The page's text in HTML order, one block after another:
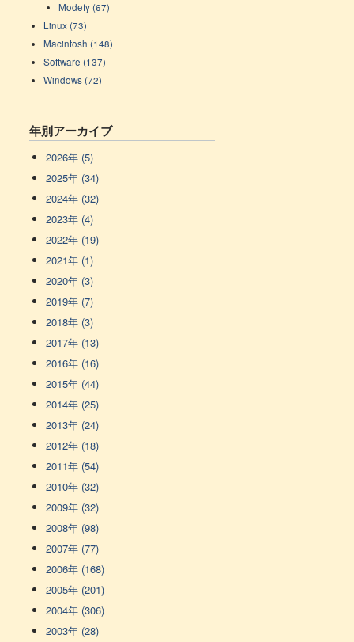
Modefy (67)
Linux (73)
Macintosh (148)
Software (137)
Windows (72)
年別アーカイブ
2026年 (5)
2025年 (34)
2024年 (32)
2023年 (4)
2022年 (19)
2021年 (1)
2020年 (3)
2019年 (7)
2018年 (3)
2017年 (13)
2016年 (16)
2015年 (44)
2014年 (25)
2013年 (24)
2012年 (18)
2011年 (54)
2010年 (32)
2009年 (32)
2008年 (98)
2007年 (77)
2006年 (168)
2005年 (201)
2004年 (306)
2003年 (28)